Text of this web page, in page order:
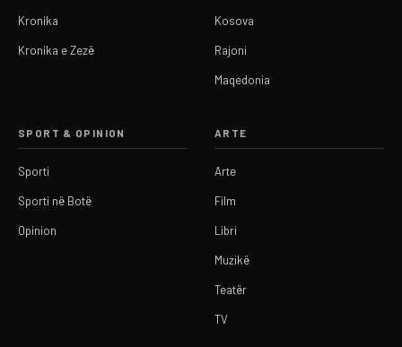
Kronika
Kronika e Zezë
Kosova
Rajoni
Maqedonia
SPORT & OPINION
Sporti
Sporti në Botë
Opinion
ARTE
Arte
Film
Libri
Muzikë
Teatër
TV